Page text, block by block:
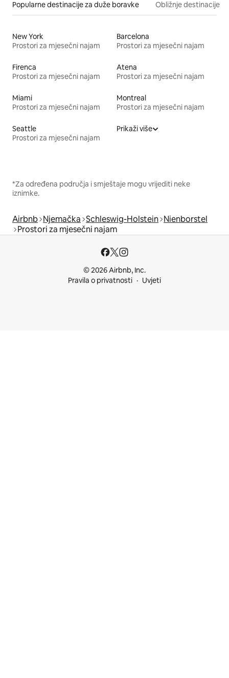
Popularne destinacije za duže boravke Obližnje destinacije
New York
Prostori za mjesečni najam
Barcelona
Prostori za mjesečni najam
Firenca
Prostori za mjesečni najam
Atena
Prostori za mjesečni najam
Miami
Prostori za mjesečni najam
Montreal
Prostori za mjesečni najam
Seattle
Prostori za mjesečni najam
Prikaži više
*Za određena područja i smještaje mogu vrijediti neke
iznimke.
Airbnb Njemačka Schleswig-Holstein Nienborstel
Prostori za mjesečni najam
© 2026 Airbnb, Inc.
Pravila o privatnosti
Uvjeti